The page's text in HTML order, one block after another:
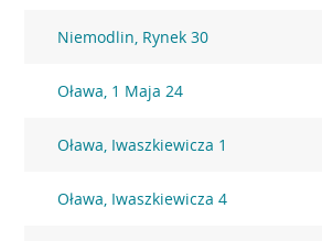
Niemodlin, Rynek 30
Oława, 1 Maja 24
Oława, Iwaszkiewicza 1
Oława, Iwaszkiewicza 4